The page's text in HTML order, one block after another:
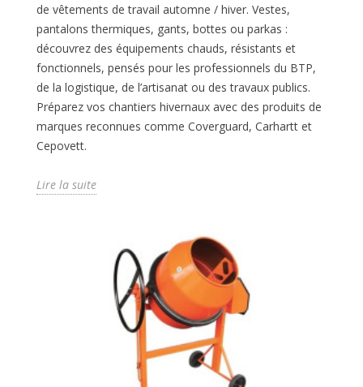
de vêtements de travail automne / hiver. Vestes,
pantalons thermiques, gants, bottes ou parkas :
découvrez des équipements chauds, résistants et
fonctionnels, pensés pour les professionnels du BTP,
de la logistique, de l’artisanat ou des travaux publics.
Préparez vos chantiers hivernaux avec des produits de
marques reconnues comme Coverguard, Carhartt et
Cepovett.
Lire la suite